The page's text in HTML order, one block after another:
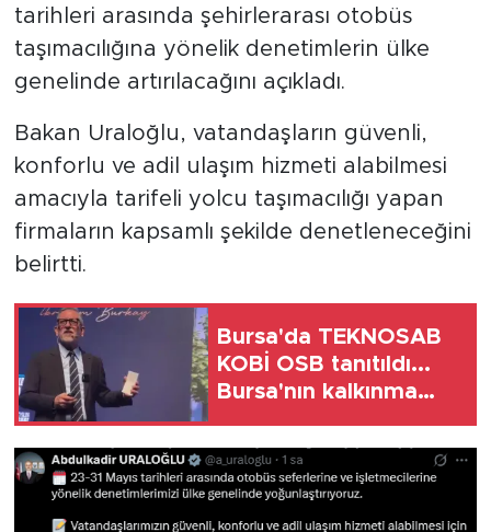
tarihleri arasında şehirlerarası otobüs
taşımacılığına yönelik denetimlerin ülke
genelinde artırılacağını açıkladı.
Bakan Uraloğlu, vatandaşların güvenli,
konforlu ve adil ulaşım hizmeti alabilmesi
amacıyla tarifeli yolcu taşımacılığı yapan
firmaların kapsamlı şekilde denetleneceğini
belirtti.
Bursa'da TEKNOSAB
KOBİ OSB tanıtıldı...
Bursa'nın kalkınma
dönem